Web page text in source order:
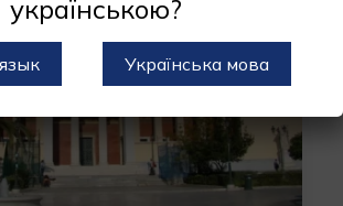
українською?
Українська мова